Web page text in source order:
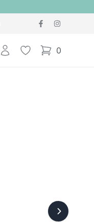
Авторизоваться
Избранное
0
items in cart,